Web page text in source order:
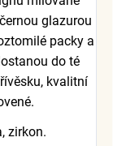
glazurou
packy a
do té
kvalitní
zirkon.